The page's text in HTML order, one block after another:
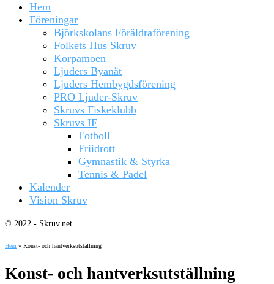
Hem
Föreningar
Björkskolans Föräldraförening
Folkets Hus Skruv
Korpamoen
Ljuders Byanät
Ljuders Hembygdsförening
PRO Ljuder-Skruv
Skruvs Fiskeklubb
Skruvs IF
Fotboll
Friidrott
Gymnastik & Styrka
Tennis & Padel
Kalender
Vision Skruv
© 2022 - Skruv.net
Hem » Konst- och hantverksutställning
Konst- och hantverksutställning